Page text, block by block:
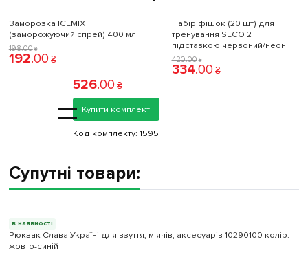
Заморозка ICEMIX
(заморожуючий спрей) 400 мл
198.00 ₴
192.00 ₴
Набір фішок (20 шт) для
тренування SECO 2
підставкою червоний/неон
420.00 ₴
334.00 ₴
=
526.00 ₴
Купити комплект
Код комплекту: 1595
Супутні товари:
в наявності
Рюкзак Слава Україні для взуття, м'ячів, аксесуарів 10290100 колiр:
жовто-синій